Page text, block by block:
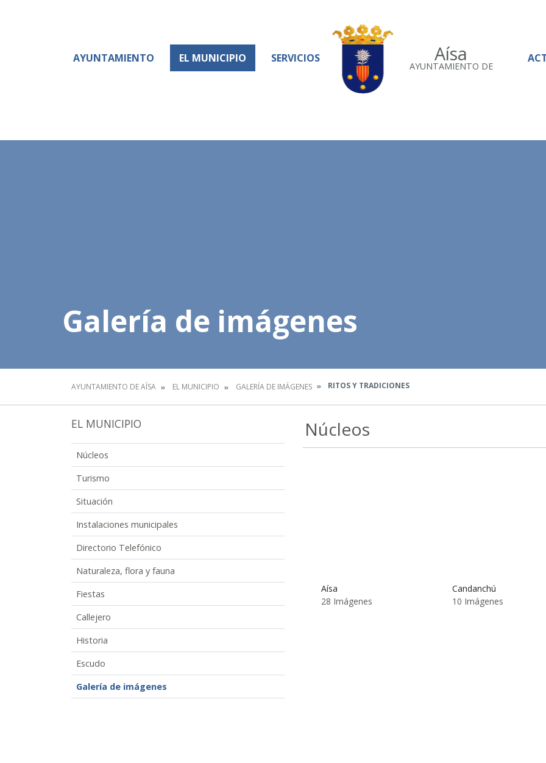
Aísa
AYUNTAMIENTO DE
AYUNTAMIENTO EL MUNICIPIO SERVICIOS
Galería de imágenes
AYUNTAMIENTO DE AÍSA EL MUNICIPIO GALERÍA DE IMÁGENES RITOS Y TRADICIONES
EL MUNICIPIO
Núcleos
Turismo
Situación
Instalaciones municipales
Directorio Telefónico
Naturaleza, flora y fauna
Fiestas
Callejero
Historia
Escudo
Galería de imágenes
Núcleos
Aísa
28 Imágenes
Candanchú
10 Imágenes